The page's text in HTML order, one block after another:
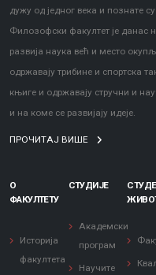
дужу од једног века и познате
Филозофски факултет је данас
развија наука већ и место
одржавају трибине и спортска
књиге и одржавају стручни и
и на коме се развијају идеје.
ПРОЧИТАЈ ВИШЕ
О
ФАКУЛТЕТУ
Историја
факултета
СТУДИЈЕ
Академски
програм
Научите